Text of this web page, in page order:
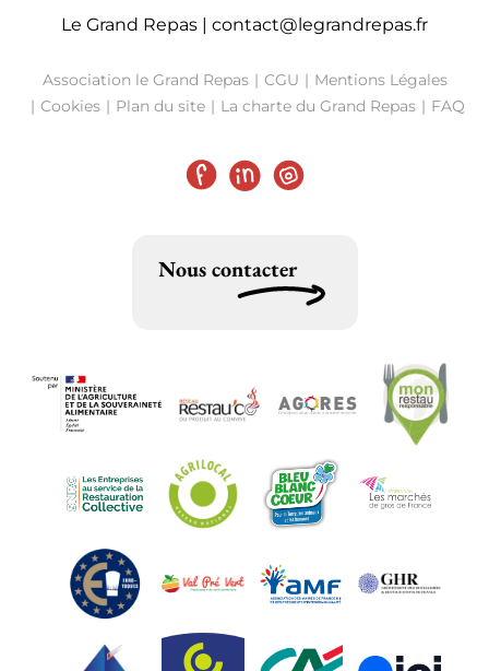
Le Grand Repas | contact@legrandrepas.fr
Association le Grand Repas CGU
Mentions Légales
Cookies
Plan du site La charte du Grand Repas FAQ
FacebookLinkedInInstagram
Nous contacter